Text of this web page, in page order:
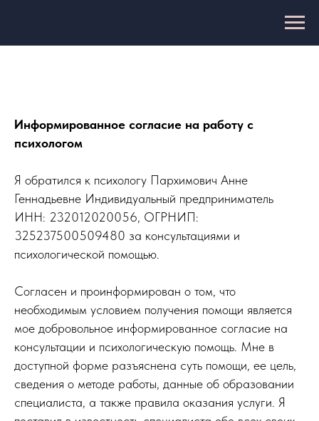
Информированное согласие на работу с
психологом
Я обратился к психологу Пархимович Анне
Геннадьевне Индивидуальный предприниматель
ИНН: 232012020056, ОГРНИП:
325237500509480 за консультациями и
психологической помощью.
Согласен и проинформирован о том, что
необходимым условием получения помощи является
мое добровольное информированное согласие на
консультации и психологическую помощь. Мне в
доступной форме разъяснена суть помощи, ее цель,
сведения о методе работы, данные об образовании
специалиста, а также правила оказания услуги. Я